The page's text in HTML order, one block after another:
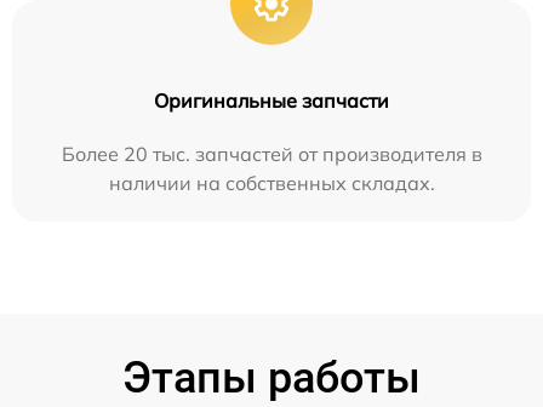
Оригинальные запчасти
Более 20 тыс. запчастей от производителя в
наличии на собственных складах.
Этапы работы